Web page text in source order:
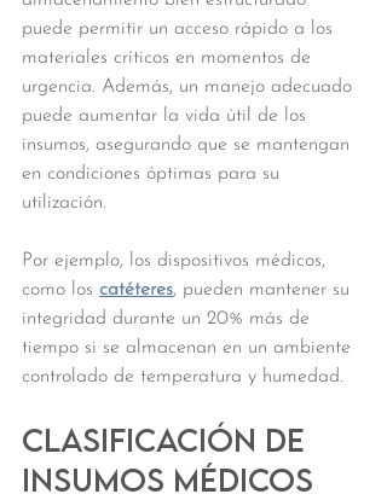
puede permitir un acceso rápido a los
materiales críticos en momentos de
urgencia. Además, un manejo adecuado
puede aumentar la vida útil de los
insumos, asegurando que se mantengan
en condiciones óptimas para su
utilización.
Por ejemplo, los dispositivos médicos,
como los catéteres, pueden mantener su
integridad durante un 20% más de
tiempo si se almacenan en un ambiente
controlado de temperatura y humedad.
Clasificación de
Insumos Médicos